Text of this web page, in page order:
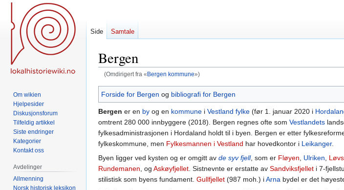
Bergen
(Omdirigert fra « Bergen kommune»)
Hopp
til
navigering
Hopp
til
søk
Forside for Bergen og bibliografi for Bergen
Bergen er en by og en kommune i Vestland fylke (før 1. januar 2020 i
omtrent 280 000 innbyggere (2018). Bergen regnes ofte som Vestlandets
fylkesadministrasjonen i Hordaland holdt til i byen. Bergen er etter
fylkeskommune, men Fylkesmannen i Vestland har hovedkontor i Leikanger.
Byen ligger ved kysten og er omgitt av de syv fjell, som er Fløyen Ulriken
Rundemanen , og Askøyfjellet . Sistnevnte er erstatte av Sandviksfjellet i 7-
stilistisk som byens fundament. Gullfjellet (987 moh.) iArna bydel er det
Side Samtale
Om wikien
Hjelpesider
Diskusjonsforum
Tilfeldig artikkel
Siste endringer
Kategorier
Kontakt oss
Avdelinger
Allmenning
Norsk historisk leksikon